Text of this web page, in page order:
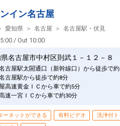
イン名古屋
愛知県 名古屋 名古屋駅・伏見
/ Out 10:00
名古屋市中村区則武１－１２－８
名古屋駅太閤通口（新幹線口）から徒歩で
古屋駅から徒歩で約8分
高速黄金ＩＣから車で約5分
速一宮ＩＣから車で約30分
ーネットができる 有料ビデオ 洗浄付ト